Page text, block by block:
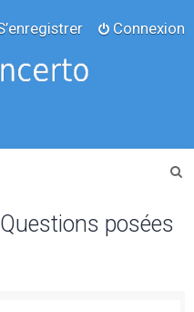
Connexion
posées